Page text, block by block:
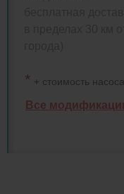
* + стоимость насоса
Все